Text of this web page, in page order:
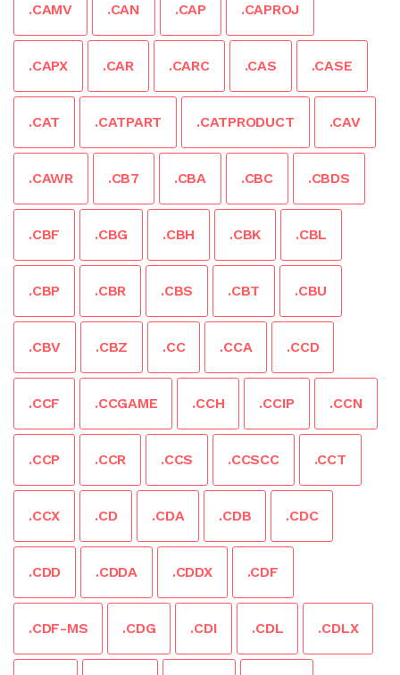
.CAMV .CAN .CAP .CAPROJ
.CAPX .CAR .CARC .CAS .CASE
.CAT .CATPART .CATPRODUCT .CAV
.CAWR .CB7 .CBA .CBC .CBDS
.CBF .CBG .CBH .CBK .CBL
.CBP .CBR .CBS .CBT .CBU
.CBV .CBZ .CC .CCA .CCD
.CCF .CCGAME .CCH .CCIP .CCN
.CCP .CCR .CCS .CCSCC .CCT
.CCX .CD .CDA .CDB .CDC
.CDD .CDDA .CDDX .CDF
.CDF-MS .CDG .CDI .CDL .CDLX